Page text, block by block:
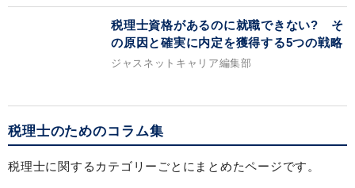
税理士資格があるのに就職できない? そ
の原因と確実に内定を獲得する5つの戦略
ジャスネットキャリア編集部
税理士のためのコラム集
税理士に関するカテゴリーごとにまとめたページです。